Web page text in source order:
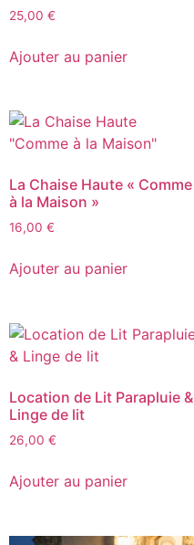
25,00 €
Ajouter au panier
La Chaise Haute « Comme
à la Maison »
16,00 €
Ajouter au panier
Location de Lit Parapluie &
Linge de lit
26,00 €
Ajouter au panier